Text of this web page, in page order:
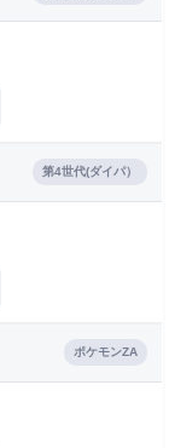
第4世代(ダイパ）
ポケモンZA